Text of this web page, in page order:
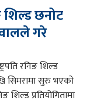
शिल्ड छनोट
गरे
रनिङ शिल्ड
सिमरामा सुरु भएको
शिल्ड प्रतियोगितामा